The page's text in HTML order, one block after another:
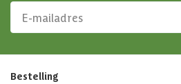
Bestelling